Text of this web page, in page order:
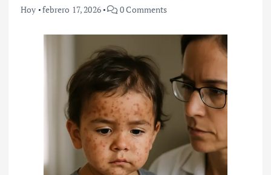
Hoy febrero 17, 2026 0 Comments